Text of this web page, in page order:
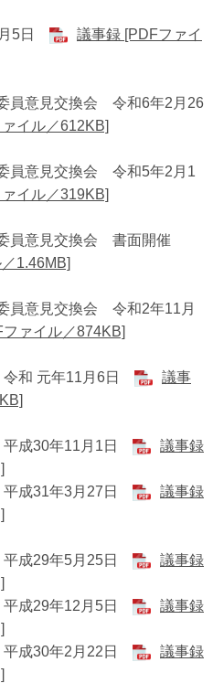
5日
議事録 [PDFファイ
員意見交換会 令和6年2月26
イル／612KB]
員意見交換会 令和5年2月1
イル／319KB]
員意見交換会 書面開催
1.46MB]
員意見交換会 令和2年11月
ァイル／874KB]
和 元年11月6日
議事
成30年11月1日
議事録
成31年3月27日
議事録
成29年5月25日
議事録
成29年12月5日
議事録
成30年2月22日
議事録